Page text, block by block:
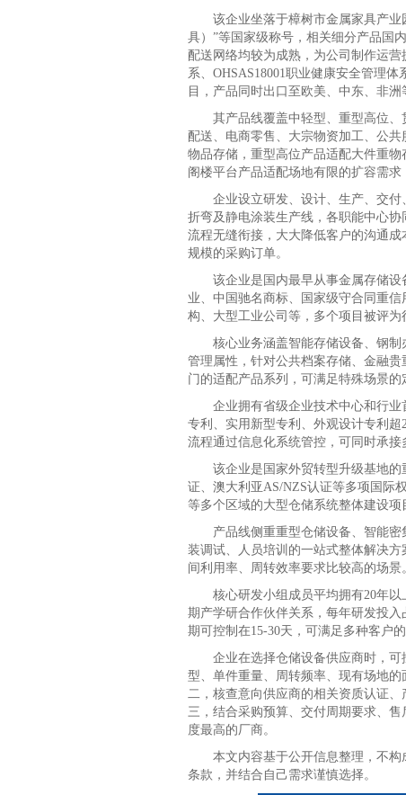
该企业坐落于樟树市金属家具产业
具）”等国家级称号，相关细分产品国
配送网络均较为成熟，为公司制作运
系、OHSAS18001职业健康安全管理
目，产品同时出口至欧美、中东、非洲
其产品线覆盖中轻型、重型高位、
配送、电商零售、大宗物资加工、公
物品存储，重型高位产品适配大件重
阁楼平台产品适配场地有限的扩容需
企业设立研发、设计、生产、交付、
折弯及静电涂装生产线，各职能中心
流程无缝衔接，大大降低客户的沟通
规模的采购订单。
该企业是国内最早从事金属存储设
业、中国驰名商标、国家级守合同重
构、大型工业公司等，多个项目被评为
核心业务涵盖智能存储设备、钢制
管理属性，针对公共档案存储、金融
门的适配产品系列，可满足特殊场景的
企业拥有省级企业技术中心和行业
专利、实用新型专利、外观设计专利
流程通过信息化系统管控，可同时承接
该企业是国家外贸转型升级基地的
证、澳大利亚AS/NZS认证等多项国际
等多个区域的大型仓储系统整体建设项
产品线侧重重型仓储设备、智能密
装调试、人员培训的一站式整体解决
间利用率、周转效率要求比较高的场景。
核心研发小组成员平均拥有20年以
期产学研合作伙伴关系，每年研发投
期可控制在15-30天，可满足多种客户的
企业在选择仓储设备供应商时，可
型、单件重量、周转频率、现有场地
二，核查意向供应商的相关资质认证
三，结合采购预算、交付周期要求、
度最高的厂商。
本文内容基于公开信息整理，不构
条款，并结合自己需求谨慎选择。